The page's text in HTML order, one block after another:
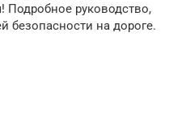
Подробное руководство,
безопасности на дороге.